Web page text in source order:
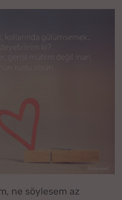
ne söylesem az